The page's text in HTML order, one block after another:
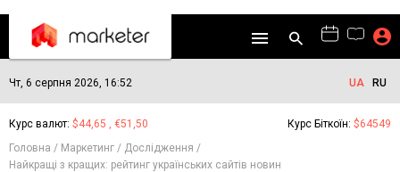
Чт, 6 серпня 2026, 16:52 UA RU
Курс валют: $44,65 , €51,50 Курс Біткоїн: $64549
Головна
Маркетинг
Дослідження
Найкращі з кращих: рейтинг українських сайтів новин